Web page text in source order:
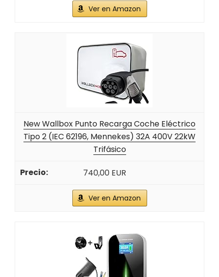
Ver en Amazon
New Wallbox Punto Recarga Coche Eléctrico
Tipo 2 (IEC 62196, Mennekes) 32A 400V 22kW
Trifásico
740,00 EUR
Ver en Amazon